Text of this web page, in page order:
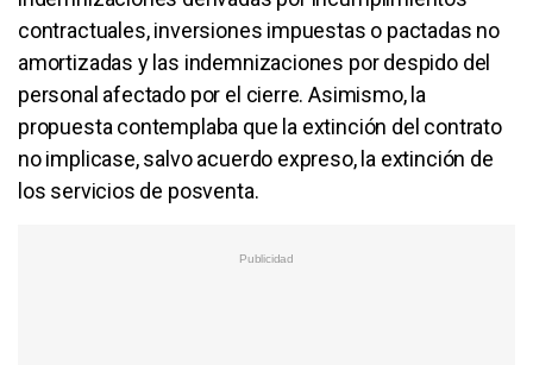
contractuales, inversiones impuestas o pactadas no
amortizadas y las indemnizaciones por despido del
personal afectado por el cierre. Asimismo, la
propuesta contemplaba que la extinción del contrato
no implicase, salvo acuerdo expreso, la extinción de
los servicios de posventa.